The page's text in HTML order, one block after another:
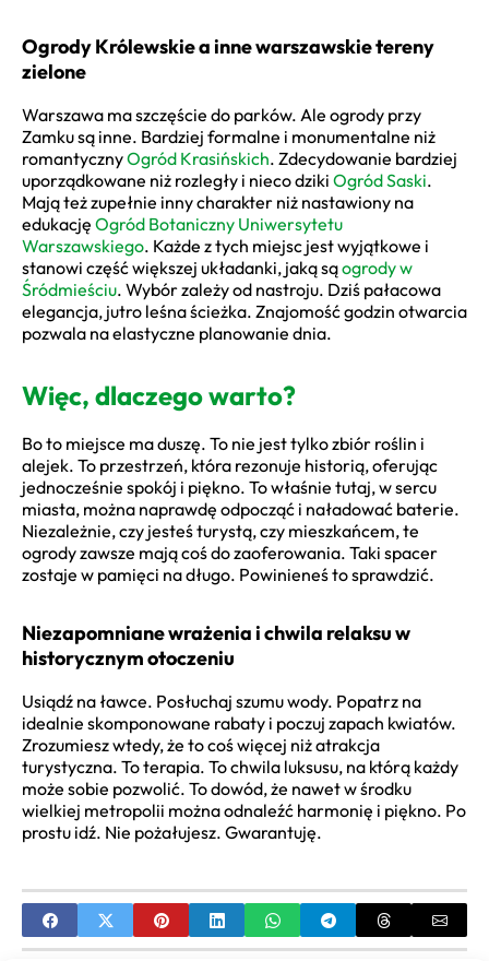
Ogrody Królewskie a inne warszawskie tereny
zielone
Warszawa ma szczęście do parków. Ale ogrody przy
Zamku są inne. Bardziej formalne i monumentalne niż
romantycznyOgród Krasińskich. Zdecydowanie bardziej
uporządkowane niż rozległy i nieco dziki Ogród Saski.
Mają też zupełnie inny charakter niż nastawiony na
edukację Ogród Botaniczny Uniwersytetu
Warszawskiego. Każde z tych miejsc jest wyjątkowe i
stanowi część większej układanki, jaką sąogrody w
Śródmieściu. Wybór zależy od nastroju. Dziś pałacowa
elegancja, jutro leśna ścieżka. Znajomość godzin otwarcia
pozwala na elastyczne planowanie dnia.
Więc, dlaczego warto?
Bo to miejsce ma duszę. To nie jest tylko zbiór roślin i
alejek. To przestrzeń, która rezonuje historią, oferując
jednocześnie spokój i piękno. To właśnie tutaj, w sercu
miasta, można naprawdę odpocząć i naładować baterie.
Niezależnie, czy jesteś turystą, czy mieszkańcem, te
ogrody zawsze mają coś do zaoferowania. Taki spacer
zostaje w pamięci na długo. Powinieneś to sprawdzić.
Niezapomniane wrażenia i chwila relaksu w
historycznym otoczeniu
Usiądź na ławce. Posłuchaj szumu wody. Popatrz na
idealnie skomponowane rabaty i poczuj zapach kwiatów.
Zrozumiesz wtedy, że to coś więcej niż atrakcja
turystyczna. To terapia. To chwila luksusu, na którą każdy
może sobie pozwolić. To dowód, że nawet w środku
wielkiej metropolii można odnaleźć harmonię i piękno. Po
prostu idź. Nie pożałujesz. Gwarantuję.